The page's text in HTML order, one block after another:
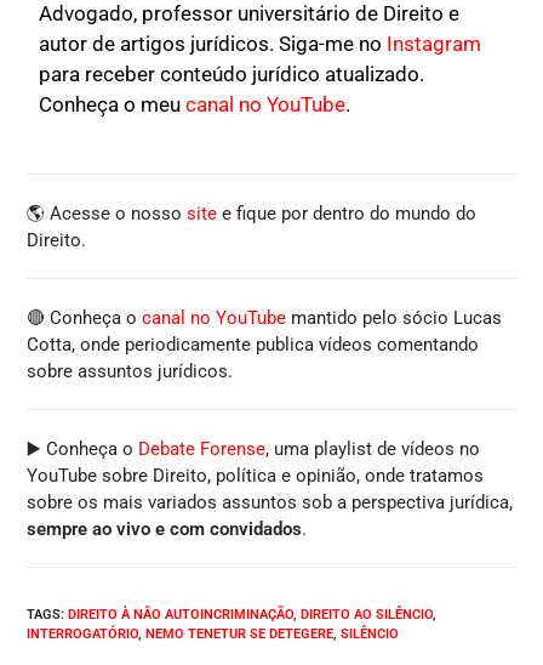
Advogado, professor universitário de Direito e
autor de artigos jurídicos. Siga-me no Instagram
para receber conteúdo jurídico atualizado.
Conheça o meucanal no YouTube.
🌎 Acesse o nossosite e fique por dentro do mundo do
Direito.
🔴 Conheça ocanal no YouTube mantido pelo sócio Lucas
Cotta, onde periodicamente publica vídeos comentando
sobre assuntos jurídicos.
▶️ Conheça o Debate Forense, uma playlist de vídeos no
YouTube sobre Direito, política e opinião, onde tratamos
sobre os mais variados assuntos sob a perspectiva jurídica,
sempre ao vivo e com convidados.
TAGS:DIREITO À NÃO AUTOINCRIMINAÇÃO, DIREITO AO SILÊNCIO,
INTERROGATÓRIO, NEMO TENETUR SE DETEGERE, SILÊNCIO